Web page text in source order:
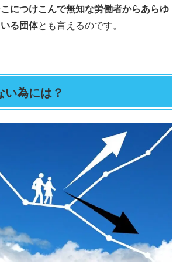
につけこんで無知な労働者からあらゆ
る団体とも言えるのです。
為には？